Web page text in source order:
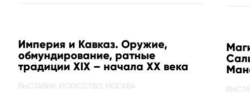
Империя и Кавказ. Оружие,
обмундирование, ратные
традиции XIX – начала XX века
ВЫСТАВКИ, ИСКУССТВО, МОСКВА